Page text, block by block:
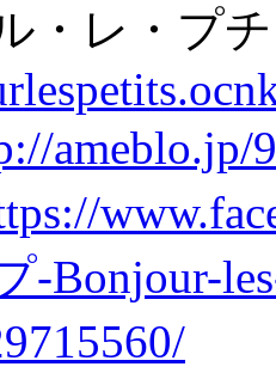
・レ・プ
ameblo.jp/
-Bonjour-